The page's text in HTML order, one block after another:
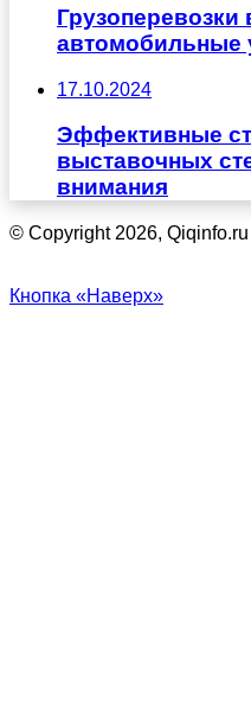
автомобильные
17.10.2024
Эффективные
выставочных
внимания
© Copyright 2026, Qiqinfo.ru
Кнопка «Наверх»